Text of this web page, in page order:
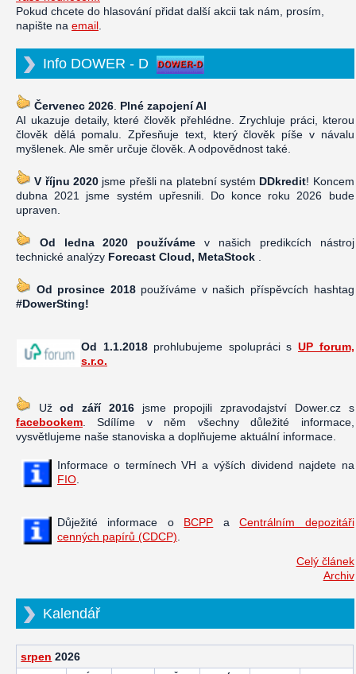
Pokud chcete do hlasování přidat další akcii tak nám, prosím,
napište na email
Info DOWER - D
Červenec 2026 Plné zapojení AI
AI ukazuje detaily, které člověk přehlédne. Zrychluje práci, kterou
člověk dělá pomalu. Zpřesňuje text, který člověk píše v návalu
myšlenek. Ale směr určuje člověk. A odpovědnost také.
V říjnu 2020 jsme přešli na platební systém DDkredit! Koncem
dubna 2021 jsme systém upřesnili. Do konce roku 2026 bude
upraven.
Od ledna 2020 používáme v našich predikcích nástroj
technické analýzy Forecast Cloud, MetaStock
Od prosince 2018používáme v našich příspěvcích hashtag
#DowerSting!
Od 1.1.2018prohlubujeme spolupráci sUP forum,
s.r.o.
Užod září 2016jsme propojili zpravodajství Dower.cz s
facebookem . Sdílíme v něm všechny důležité informace,
vysvětlujeme naše stanoviska a doplňujeme aktuální informace.
Informace o termínech VH a výších dividend najdete na
FIO
Důježité informace o BCPP aCentrálním depozitáři
cenných papírů (CDCP)
Celý článek
Archiv
Kalendář
srpen 2026